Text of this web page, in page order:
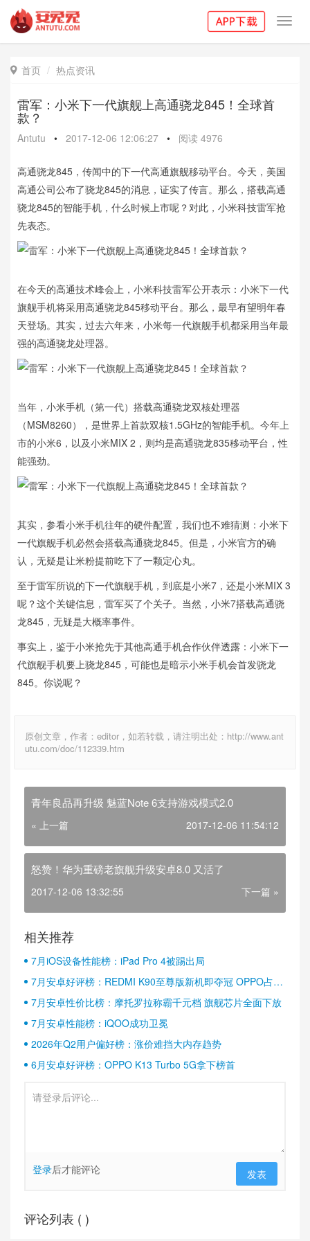
 首页 热点资讯
雷军：小米下一代旗舰上高通骁龙845！全球首
款？
Antutu • 2017-12-06 12:06:27 • 阅读 4976
高通骁龙845，传闻中的下一代高通旗舰移动平台。今天，美国
高通公司公布了骁龙845的消息，证实了传言。那么，搭载高通
骁龙845的智能手机，什么时候上市呢？对此，小米科技雷军抢
先表态。
在今天的高通技术峰会上，小米科技雷军公开表示：小米下一代
旗舰手机将采用高通骁龙845移动平台。那么，最早有望明年春
天登场。其实，过去六年来，小米每一代旗舰手机都采用当年最
强的高通骁龙处理器。
当年，小米手机（第一代）搭载高通骁龙双核处理器
（MSM8260），是世界上首款双核1.5GHz的智能手机。今年上
市的小米6，以及小米MIX 2，则均是高通骁龙835移动平台，性
能强劲。
其实，参看小米手机往年的硬件配置，我们也不难猜测：小米下
一代旗舰手机必然会搭载高通骁龙845。但是，小米官方的确
认，无疑是让米粉提前吃下了一颗定心丸。
至于雷军所说的下一代旗舰手机，到底是小米7，还是小米MIX 3
呢？这个关键信息，雷军买了个关子。当然，小米7搭载高通骁
龙845，无疑是大概率事件。
事实上，鉴于小米抢先于其他高通手机合作伙伴透露：小米下一
代旗舰手机要上骁龙845，可能也是暗示小米手机会首发骁龙
845。你说呢？
原创文章，作者：editor，如若转载，请注明出处：http://www.ant
utu.com/doc/112339.htm
青年良品再升级 魅蓝Note 6支持游戏模式2.0
« 上一篇 2017-12-06 11:54:12
怒赞！华为重磅老旗舰升级安卓8.0 又活了
2017-12-06 13:32:55 下一篇 »
相关推荐
7月iOS设备性能榜：iPad Pro 4被踢出局
7月安卓好评榜：REDMI K90至尊版新机即夺冠 OPPO占据
半壁江山
7月安卓性价比榜：摩托罗拉称霸千元档 旗舰芯片全面下放
7月安卓性能榜：iQOO成功卫冕
2026年Q2用户偏好榜：涨价难挡大内存趋势
6月安卓好评榜：OPPO K13 Turbo 5G拿下榜首
登录后才能评论 发表
评论列表 ( )